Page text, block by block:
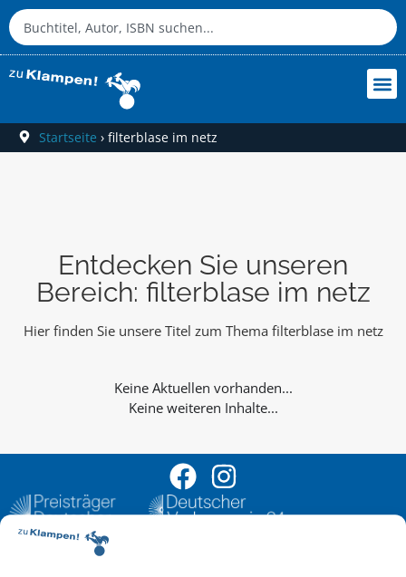
Startseite › filterblase im netz
Entdecken Sie unseren
Bereich: filterblase im netz
Hier finden Sie unsere Titel zum Thema filterblase im netz
Keine weiteren Inhalte...